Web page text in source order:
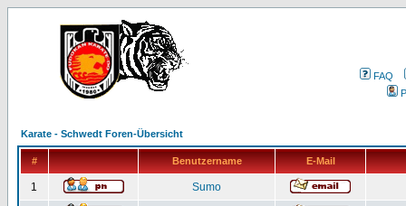
FAQ
Karate - Schwedt Foren-Übersicht
# Benutzername E-Mail
1 Sumo